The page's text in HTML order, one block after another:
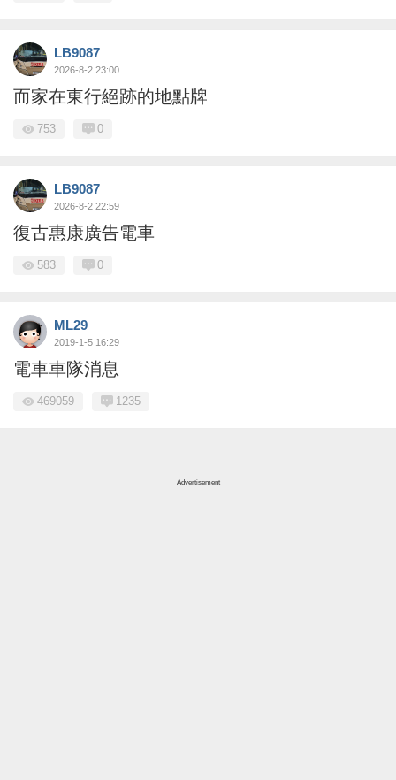
LB9087
2026-8-2 23:00
而家在東行絕跡的地點牌
753 0
LB9087
2026-8-2 22:59
復古惠康廣告電車
583 0
ML29
2019-1-5 16:29
電車車隊消息
469059 1235
Advertisement